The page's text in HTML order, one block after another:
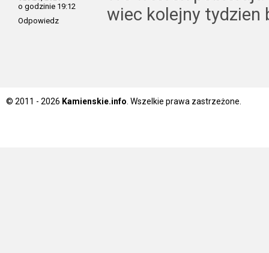
o godzinie 19:12
Odpowiedz
wiec kolejny tydzien
© 2011 - 2026 Kamienskie.info . Wszelkie prawa zastrzeżone.